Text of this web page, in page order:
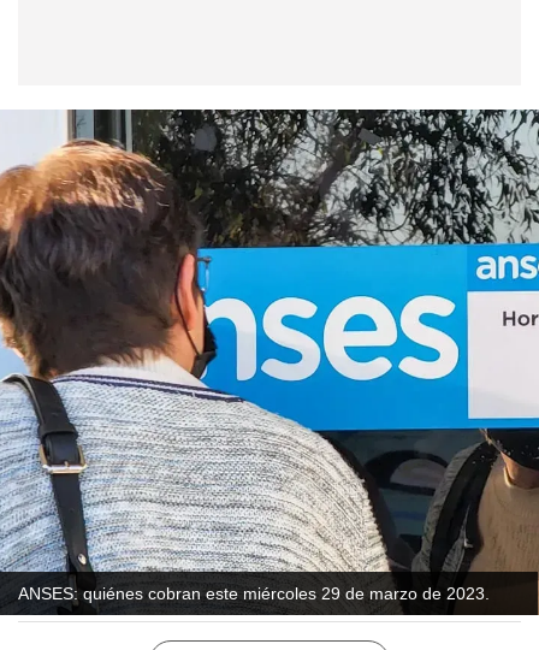
ANSES: quiénes cobran este miércoles 29 de marzo de 2023.